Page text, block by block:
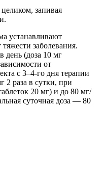
запивая
устанавливают
заболевания.
день (доза 10 мг
от
с 3–4-го дня терапии
2 раза в сутки, при
20 мг) и до 80 мг/
суточная доза — 80